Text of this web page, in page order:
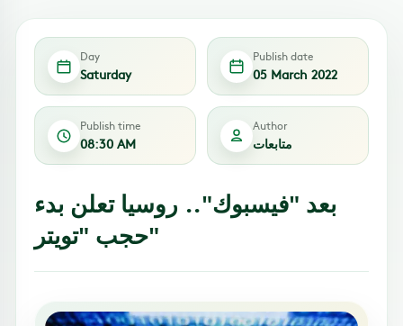
Day
Saturday
Publish date
05 March 2022
Publish time
08:30 AM
Author
متابعات
بعد "فيسبوك".. روسيا تعلن بدء
حجب "تويتر"